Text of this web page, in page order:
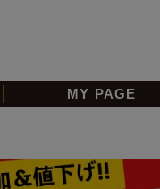
MY PAGE